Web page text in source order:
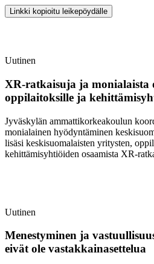
Linkki kopioitu leikepöydälle
Uutinen
XR-ratkaisuja ja monialaista
oppilaitoksille ja
Jyväskylän ammattikorkeakoulun
monialainen hyödyntäminen
lisäsi keskisuomalaisten yritysten,
kehittämisyhtiöiden osaamista XR-
Uutinen
Menestyminen ja
eivät ole vastakkainasettelua